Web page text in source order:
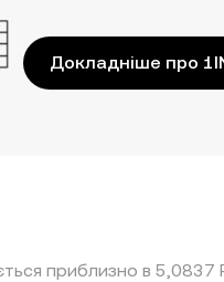
Докладніше про
приблизно в